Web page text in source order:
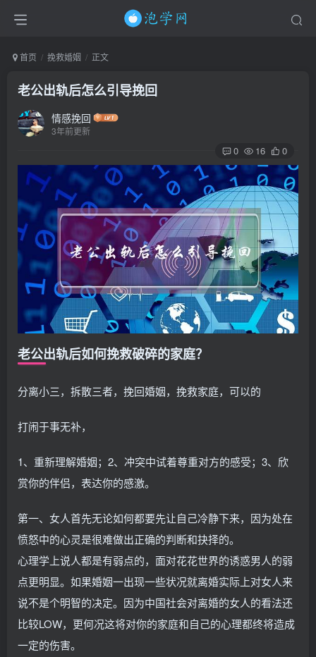
首页 挽救婚姻 正文
老公出轨后怎么引导挽回
情感挽回
3年前更新
0 16 0
老公出轨后如何挽救破碎的家庭？
分离小三，拆散三者，挽回婚姻，挽救家庭，可以的
打闹于事无补，
1、重新理解婚姻；2、冲突中试着尊重对方的感受；3、欣
赏你的伴侣，表达你的感激。
第一、女人首先无论如何都要先让自己冷静下来，因为处在
愤怒中的心灵是很难做出正确的判断和抉择的。
心理学上说人都是有弱点的，面对花花世界的诱惑男人的弱
点更明显。如果婚姻一出现一些状况就离婚实际上对女人来
说不是个明智的决定。因为中国社会对离婚的女人的看法还
比较LOW，更何况这将对你的家庭和自己的心理都终将造成
一定的伤害。